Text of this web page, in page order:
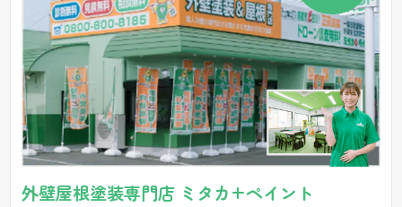
外壁屋根塗装専門店 ミタカ+ペイント